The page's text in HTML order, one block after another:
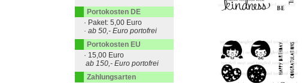
Portokosten DE
· Paket: 5,00 Euro
· ab 50,- Euro portofrei
Portokosten EU
· 15,00 Euro
ab 150,- Euro portofrei
Zahlungsarten